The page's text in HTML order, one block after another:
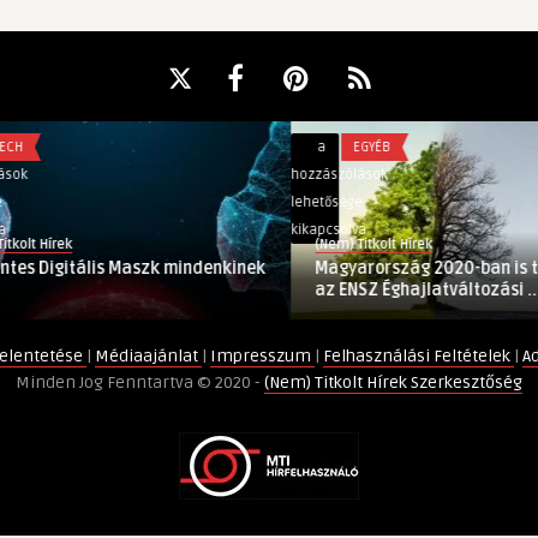
mindenkinek
Magyarország
2020-
ban
is
támogatta
az
Kormányközi
Testületének
bejegyzéshez
hozzászólások
lehetősége
kikapcsolva
EGYÉB
(Nem) Titkolt Hírek
Magyarország 2020-ban is támogatta
az ENSZ Éghajlatváltozási ...
| Médiaajánlat | Impresszum | Felhasználási Feltételek |
Minden Jog Fenntartva © 2020 - (Nem) Titkolt Hírek Szerkesztőség